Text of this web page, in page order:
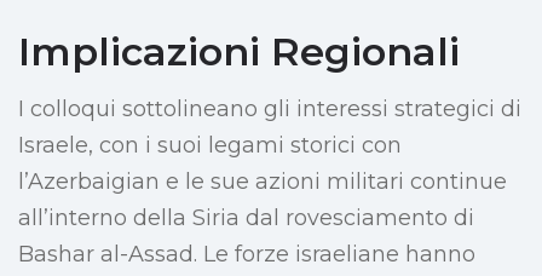
Implicazioni Regionali
I colloqui sottolineano gli interessi strategici di
Israele, con i suoi legami storici con
l’Azerbaigian e le sue azioni militari continue
all’interno della Siria dal rovesciamento di
Bashar al-Assad. Le forze israeliane hanno